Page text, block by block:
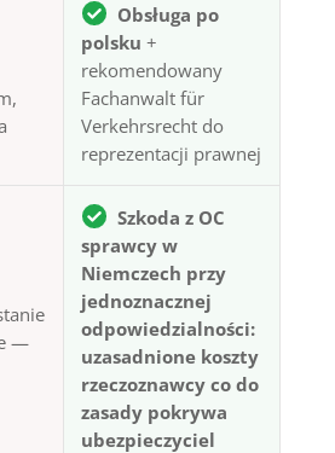
Obsługa po
polsku +
rekomendowany
Fachanwalt für
Verkehrsrecht do
reprezentacji prawnej
—
Szkoda z OC
sprawcy w
Niemczech przy
jednoznacznej
odpowiedzialności:
uzasadnione koszty
rzeczoznawcy co do
zasady pokrywa
ubezpieczyciel